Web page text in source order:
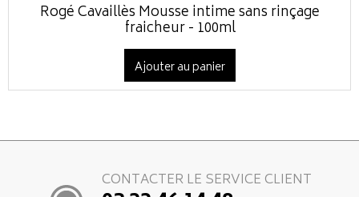
Rogé Cavaillès Mousse intime sans rinçage
fraicheur - 100ml
Ajouter au panier
CONTACTER LE SERVICE CLIENT